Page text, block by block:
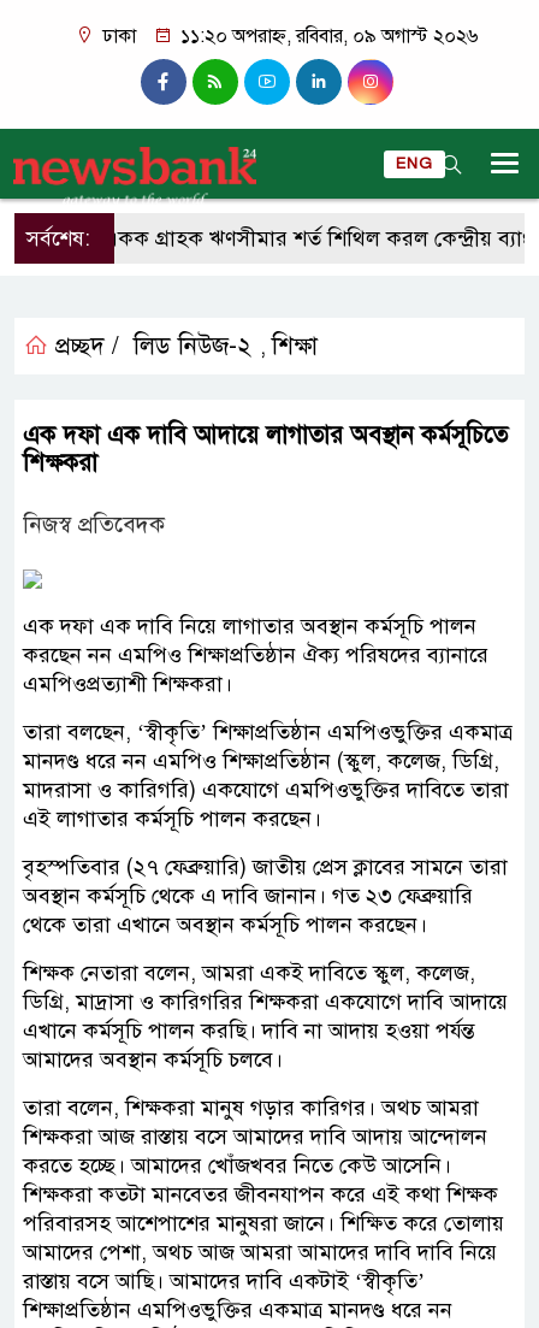
ঢাকা ১১:২০ অপরাহ্ন, রবিবার, ০৯ অগাস্ট ২০২৬
ENG
সর্বশেষ:একক গ্রাহক ঋণসীমার শর্ত শিথিল করল কেন্দ্রীয় ব্যাংক
প্রচ্ছদ / লিড নিউজ-২ ,শিক্ষা
এক দফা এক দাবি আদায়ে লাগাতার অবস্থান কর্মসূচিতে
শিক্ষকরা
নিজস্ব প্রতিবেদক
এক দফা এক দাবি নিয়ে লাগাতার অবস্থান কর্মসূচি পালন
করছেন নন এমপিও শিক্ষাপ্রতিষ্ঠান ঐক্য পরিষদের ব্যানারে
এমপিওপ্রত্যাশী শিক্ষকরা।
তারা বলছেন, ‘স্বীকৃতি’ শিক্ষাপ্রতিষ্ঠান এমপিওভুক্তির একমাত্র
মানদণ্ড ধরে নন এমপিও শিক্ষাপ্রতিষ্ঠান (স্কুল, কলেজ, ডিগ্রি,
মাদরাসা ও কারিগরি) একযোগে এমপিওভুক্তির দাবিতে তারা
এই লাগাতার কর্মসূচি পালন করছেন।
বৃহস্পতিবার (২৭ ফেব্রুয়ারি) জাতীয় প্রেস ক্লাবের সামনে তারা
অবস্থান কর্মসূচি থেকে এ দাবি জানান। গত ২৩ ফেব্রুয়ারি
থেকে তারা এখানে অবস্থান কর্মসূচি পালন করছেন।
শিক্ষক নেতারা বলেন, আমরা একই দাবিতে স্কুল, কলেজ,
ডিগ্রি, মাদ্রাসা ও কারিগরির শিক্ষকরা একযোগে দাবি আদায়ে
এখানে কর্মসূচি পালন করছি। দাবি না আদায় হওয়া পর্যন্ত
আমাদের অবস্থান কর্মসূচি চলবে।
তারা বলেন, শিক্ষকরা মানুষ গড়ার কারিগর। অথচ আমরা
শিক্ষকরা আজ রাস্তায় বসে আমাদের দাবি আদায় আন্দোলন
করতে হচ্ছে। আমাদের খোঁজখবর নিতে কেউ আসেনি।
শিক্ষকরা কতটা মানবেতর জীবনযাপন করে এই কথা শিক্ষক
পরিবারসহ আশেপাশের মানুষরা জানে। শিক্ষিত করে তোলায়
আমাদের পেশা, অথচ আজ আমরা আমাদের দাবি দাবি নিয়ে
রাস্তায় বসে আছি। আমাদের দাবি একটাই ‘স্বীকৃতি’
শিক্ষাপ্রতিষ্ঠান এমপিওভুক্তির একমাত্র মানদণ্ড ধরে নন